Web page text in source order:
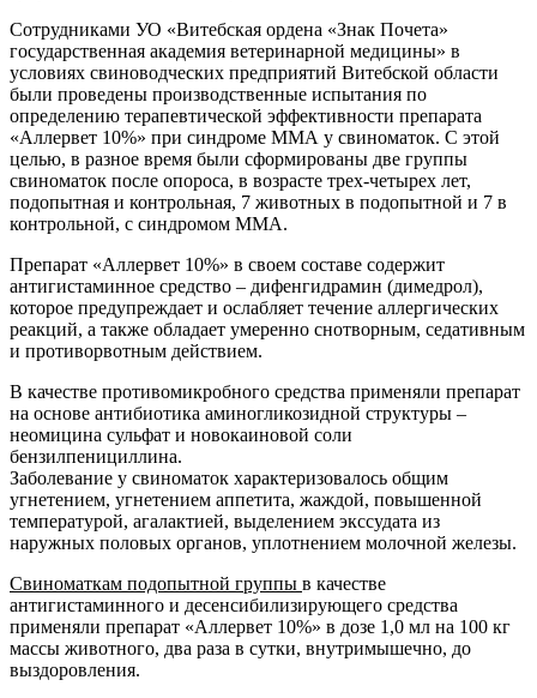
Сотрудниками УО «Витебская ордена «Знак Почета»
государственная академия ветеринарной медицины» в
условиях свиноводческих предприятий Витебской области
были проведены производственные испытания по
определению терапевтической эффективности препарата
«Аллервет 10%» при синдроме ММА у свиноматок. С этой
целью, в разное время были сформированы две группы
свиноматок после опороса, в возрасте трех-четырех лет,
подопытная и контрольная, 7 животных в подопытной и 7 в
контрольной, с синдромом ММА.
Препарат «Аллервет 10%» в своем составе содержит
антигистаминное средство – дифенгидрамин (димедрол),
которое предупреждает и ослабляет течение аллергических
реакций, а также обладает умеренно снотворным, седативным
и противорвотным действием.
В качестве противомикробного средства применяли препарат
на основе антибиотика аминогликозидной структуры –
неомицина сульфат и новокаиновой соли
бензилпенициллина.
Заболевание у свиноматок характеризовалось общим
угнетением, угнетением аппетита, жаждой, повышенной
температурой, агалактией, выделением экссудата из
наружных половых органов, уплотнением молочной железы.
Свиноматкам подопытной группы в качестве
антигистаминного и десенсибилизирующего средства
применяли препарат «Аллервет 10%» в дозе 1,0 мл на 100 кг
массы животного, два раза в сутки, внутримышечно, до
выздоровления.